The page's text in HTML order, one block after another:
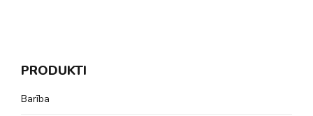
PRODUKTI
Barība